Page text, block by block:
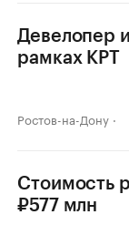
Девелопер
рамках КРТ
Ростов-на-Дону
Стоимость
₽577 млн